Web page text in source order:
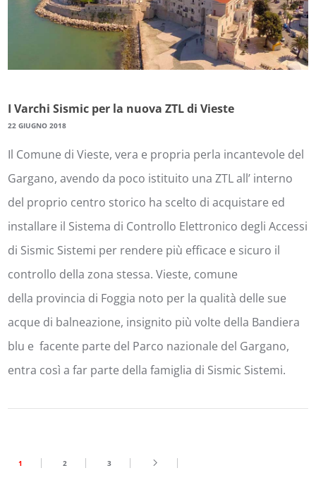
I Varchi Sismic per la nuova ZTL di Vieste
22 GIUGNO 2018
Il Comune di Vieste, vera e propria perla incantevole del
Gargano, avendo da poco istituito una ZTL all’ interno
del proprio centro storico ha scelto di acquistare ed
installare il Sistema di Controllo Elettronico degli Accessi
di Sismic Sistemi per rendere più efficace e sicuro il
controllo della zona stessa. Vieste, comune
della provincia di Foggia noto per la qualità delle sue
acque di balneazione, insignito più volte della Bandiera
blu e facente parte del Parco nazionale del Gargano,
entra così a far parte della famiglia di Sismic Sistemi.
1 2 3